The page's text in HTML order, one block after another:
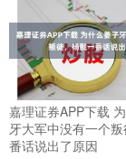
嘉理证券APP下载
牙大军中没有一个
番话说出了原因